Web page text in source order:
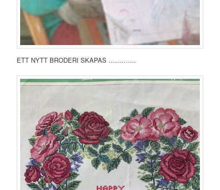
ETT NYTT BRODERI SKAPAS ………….